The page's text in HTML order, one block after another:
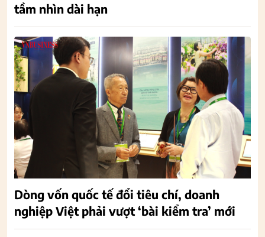
tầm nhìn dài hạn
Dòng vốn quốc tế đổi tiêu chí, doanh
nghiệp Việt phải vượt ‘bài kiểm tra’ mới